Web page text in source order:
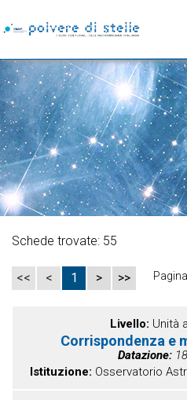
Schede trovate: 55
<< < 1 > >>
Livello Unità
Corrispondenza e
Datazione
Istituzione Osservatorio